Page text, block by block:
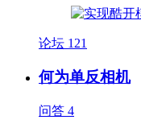
论坛 121
何为单反相机
问答 4